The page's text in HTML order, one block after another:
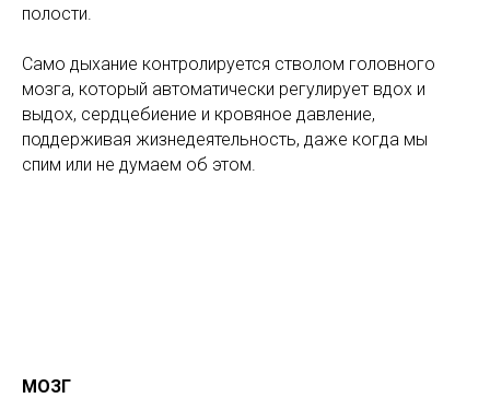
полости.
Само дыхание контролируется стволом головного
мозга, который автоматически регулирует вдох и
выдох, сердцебиение и кровяное давление,
поддерживая жизнедеятельность, даже когда мы
спим или не думаем об этом.
МОЗГ